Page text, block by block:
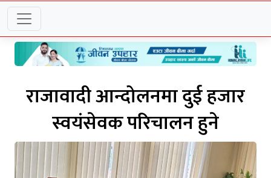
राजावादी आन्दोलनमा दुई हजार
स्वयंसेवक परिचालन हुने